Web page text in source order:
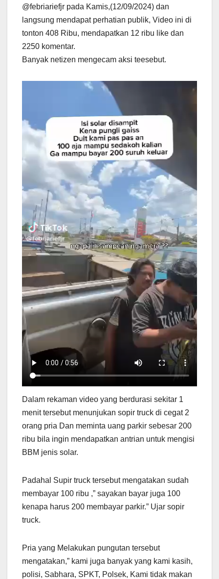
@febriariefjr pada Kamis,(12/09/2024) dan
langsung mendapat perhatian publik, Video ini di
tonton 408 Ribu, mendapatkan 12 ribu like dan
2250 komentar.
Banyak netizen mengecam aksi teesebut.
Dalam rekaman video yang berdurasi sekitar 1
menit tersebut menunjukan sopir truck di cegat 2
orang pria Dan meminta uang parkir sebesar 200
ribu bila ingin mendapatkan antrian untuk mengisi
BBM jenis solar.
Padahal Supir truck tersebut mengatakan sudah
membayar 100 ribu ,” sayakan bayar juga 100
kenapa harus 200 membayar parkir.” Ujar sopir
truck.
Pria yang Melakukan pungutan tersebut
mengatakan,” kami juga banyak yang kami kasih,
polisi, Sabhara, SPKT, Polsek, Kami tidak makan